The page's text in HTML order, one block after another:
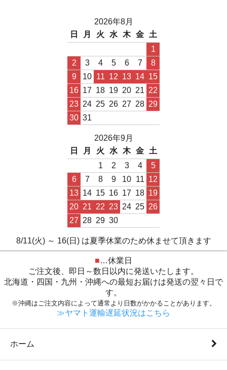
2026年8月
日
月 火 水 木 金
土
1
2
3 4 5 6 7
8
9
10 11 12 13 14 15
16 17 18 19 20 21 22
23 24 25 26 27 28 29
30 31
2026年9月
日
月 火 水 木 金
土
1
2 3 4
5
6
7 8 9 10 11 12
13 14 15 16 17 18 19
20 21 22 23 24 25 26
27 28 29 30
8/11(火) ～ 16(日) は夏季休業のため休ませて頂きます
■…休業日
ご注文後、即日～数日以内に発送いたします。
北海道・四国・九州・沖縄への最短お届けは発送の翌々日で
す。
※沖縄はご注文内容によって通常より日数がかかることがあります。
≫ヤマト運輸遅延状況はこちら
ホーム